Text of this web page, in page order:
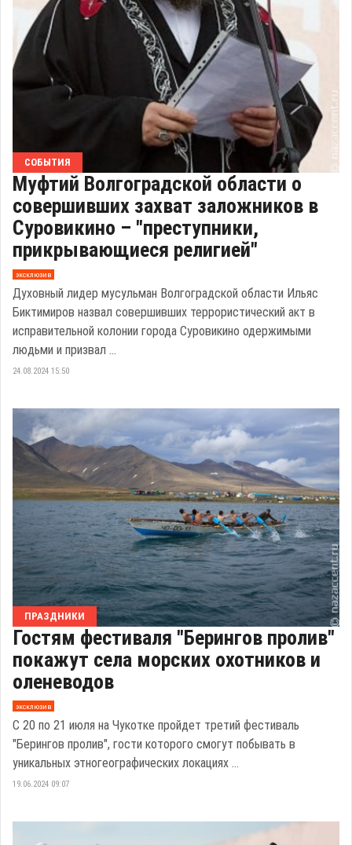
СОБЫТИЯ
Муфтий Волгоградской области о
совершивших захват заложников в
Суровикино – "преступники,
прикрывающиеся религией"
эксклюзив
Духовный лидер мусульман Волгоградской области Ильяс
Биктимиров назвал совершивших террористический акт в
исправительной колонии города Суровикино одержимыми
людьми и призвал ...
24.08.2024 15:50
ПРАЗДНИКИ
Гостям фестиваля "Берингов пролив"
покажут села морских охотников и
оленеводов
эксклюзив
С 20 по 21 июля на Чукотке пройдет третий фестиваль
"Берингов пролив", гости которого смогут побывать в
уникальных этногеографических локациях ...
19.06.2024 09:07